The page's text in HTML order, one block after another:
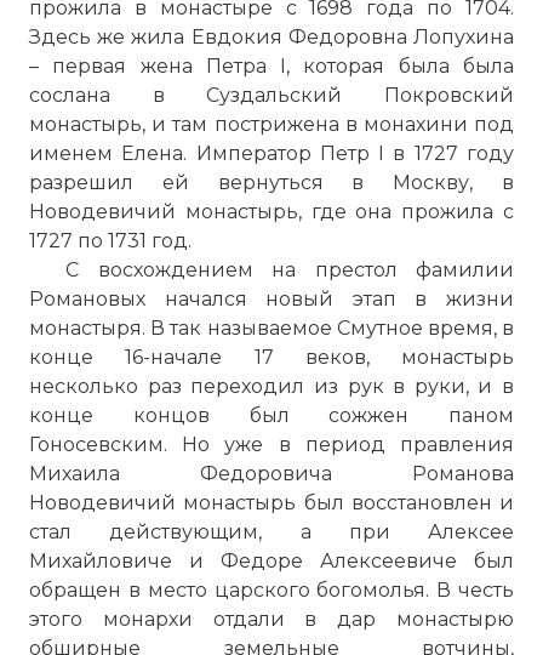
прожила в монастыре с 1698 года по 1704.
Здесь же жила Евдокия Федоровна Лопухина
– первая жена Петра I, которая была была
сослана в Суздальский Покровский
монастырь, и там пострижена в монахини под
именем Елена. Император Петр I в 1727 году
разрешил ей вернуться в Москву, в
Новодевичий монастырь, где она прожила с
1727 по 1731 год.
С восхождением на престол фамилии
Романовых начался новый этап в жизни
монастыря. В так называемое Смутное время, в
конце 16-начале 17 веков, монастырь
несколько раз переходил из рук в руки, и в
конце концов был сожжен паном
Гоносевским. Но уже в период правления
Михаила Федоровича Романова
Новодевичий монастырь был восстановлен и
стал действующим, а при Алексее
Михайловиче и Федоре Алексеевиче был
обращен в место царского богомолья. В честь
этого монархи отдали в дар монастырю
обширные земельные вотчины,